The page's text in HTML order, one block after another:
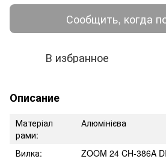
Сообщить, когда
В избранное
Описание
Матеріал
рами:
Вилка:
ZOOM 24 CH-386A